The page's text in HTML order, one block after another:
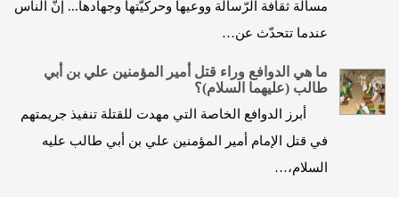
مسألة ثقافة الرّسالة ووعيها وحركيّتها وجهادها... إنّ الناس
عندما تتحدّث عن…
ما هي الدوافع وراء قتل أمير المؤمنين علي بن أبي
طالب (عليهما السلام)؟
أبرز الدوافع الخاصة التي مهدت للقتلة تنفيذ جريمتهم
في قتل الإمام أمير المؤمنين علي بن أبي طالب عليه
السلام،…